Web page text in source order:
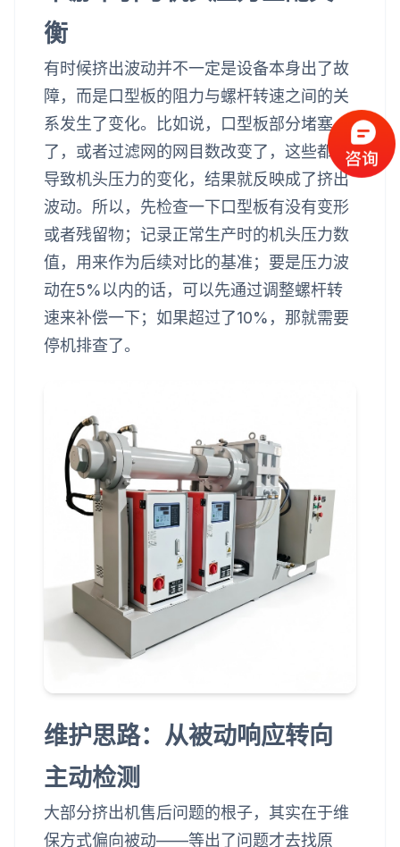
衡
有时候挤出波动并不一定是设备本身出了故
障，而是口型板的阻力与螺杆转速之间的关
系发生了变化。比如说，口型板部分堵塞
了，或者过滤网的网目数改变了，这些都会
导致机头压力的变化，结果就反映成了挤出
波动。所以，先检查一下口型板有没有变形
或者残留物；记录正常生产时的机头压力数
值，用来作为后续对比的基准；要是压力波
动在5%以内的话，可以先通过调整螺杆转
速来补偿一下；如果超过了10%，那就需要
停机排查了。
维护思路：从被动响应转向
主动检测
大部分挤出机售后问题的根子，其实在于维
保方式偏向被动——等出了问题才去找原